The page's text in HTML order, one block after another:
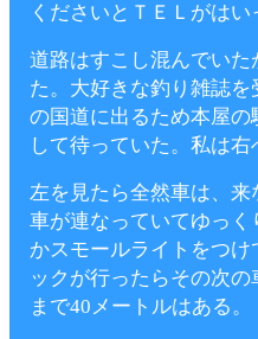
くださいとＴＥＬがはい
道路はすこし混んでいた
た。大好きな釣り雑誌
の国道に出るため本屋
して待っていた。私は右
左を見たら全然車は、
車が連なっていてゆっ
かスモールライトをつ
ックが行ったらその次
まで40メートルはある。